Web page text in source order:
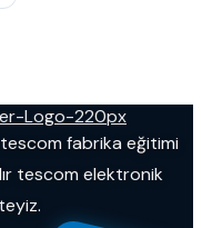
fabrika eğitimi
tescom elektronik